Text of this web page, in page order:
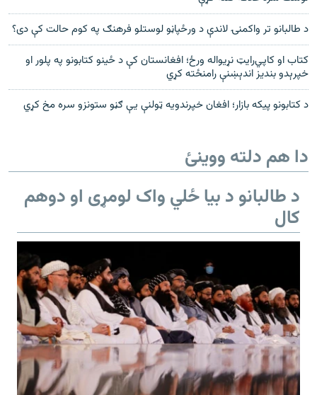
د طالبانو تر واکمنۍ لاندې د ورځپاڼو لوستلو فرهنګ په کوم حالت کې دی؟
کتاب او کاپي‌رایټ نړیواله ورځ؛ افغانستان کې د ځینو کتابونو په پلور او
خپرېدو بندیز اندېښنې رامنځته کړي
د کتابونو پیکه بازار؛ افغان خپرندویه ټولنې یې ګڼو ستونزو سره مخ کړي
دا هم دلته ووینئ
د طالبانو د بیا ځلي واک لومړی او دوهم
کال